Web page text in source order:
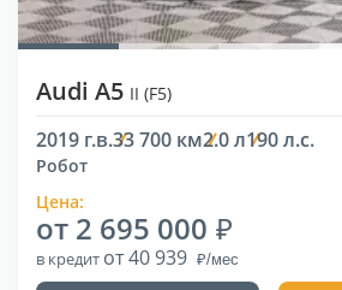
Audi A5 II (F5)
2019 г.в.33 700 км2.0 л190 л.с.
Робот
Цена:
от 2 695 000
в кредит от 40 939